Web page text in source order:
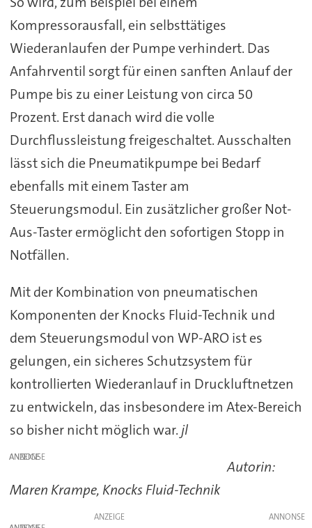
Kompressorausfall, ein selbsttätiges
Wiederanlaufen der Pumpe verhindert. Das
Anfahrventil sorgt für einen sanften Anlauf der
Pumpe bis zu einer Leistung von circa 50
Prozent. Erst danach wird die volle
Durchflussleistung freigeschaltet. Ausschalten
lässt sich die Pneumatikpumpe bei Bedarf
ebenfalls mit einem Taster am
Steuerungsmodul. Ein zusätzlicher großer Not-
Aus-Taster ermöglicht den sofortigen Stopp in
Notfällen.
Mit der Kombination von pneumatischen
Komponenten der Knocks Fluid-Technik und
dem Steuerungsmodul von WP-ARO ist es
gelungen, ein sicheres Schutzsystem für
kontrollierten Wiederanlauf in Druckluftnetzen
zu entwickeln, das insbesondere im Atex-Bereich
so bisher nicht möglich war. jl
ANZEIGE
Autorin:
Maren Krampe, Knocks Fluid-Technik
ANZEIGE